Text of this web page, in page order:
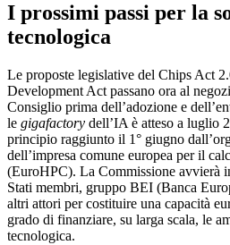
I prossimi passi per la
tecnologica
Le proposte legislative del Chips Act
Development Act passano ora al
Consiglio prima dell’adozione e
le gigafactory dell’IA è atteso a luglio
principio raggiunto il 1° giugno
dell’impresa comune europea per il
(EuroHPC). La Commissione avvierà
Stati membri, gruppo BEI (Banca
altri attori per costituire una capacità
grado di finanziare, su larga scala, le
tecnologica.